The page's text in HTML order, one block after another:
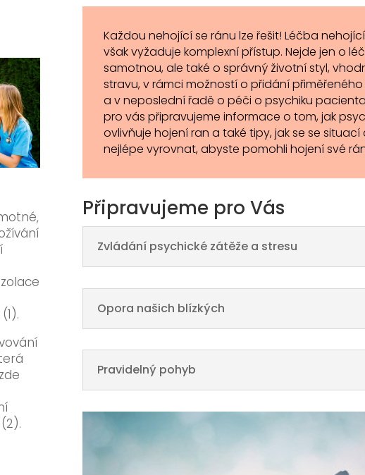
Každou nehojící se ránu lze řešit! Léčba
však vyžaduje komplexní přístup. Nejde jen o
samotnou, ale také o správný životní styl,
stravu, v rámci možností o přidání
a v neposlední řadě o péči o psychiku
pro vás připravujeme informace o tom, jak
ovlivňuje hojení ran a také tipy, jak se se situací
nejlépe vyrovnat, abyste pomohli hojení své
Připravujeme pro Vás
Zvládání psychické zátěže a stresu
Opora našich blízkých
Pravidelný pohyb